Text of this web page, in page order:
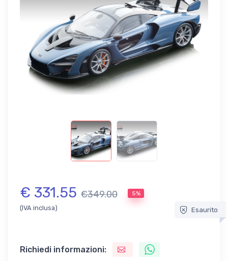
€ 331.55 €349.00 5%
(IVA inclusa) Esaurito
Richiedi informazioni: